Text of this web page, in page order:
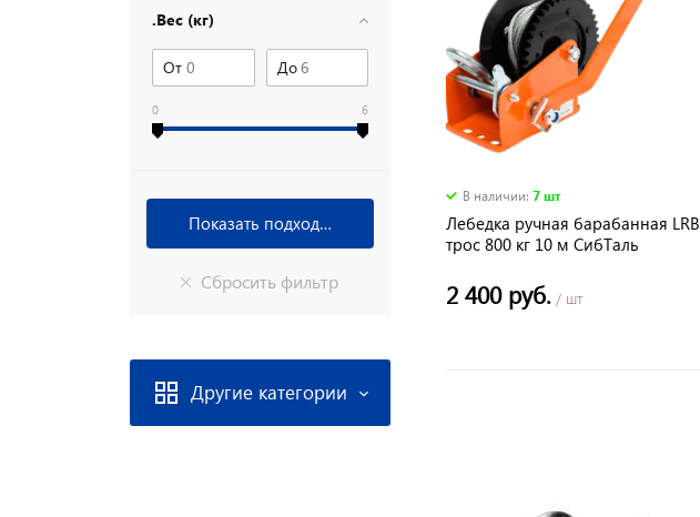
.Вес (кг)
От До
0 6
Другие категории
В наличии: 7 шт
Лебедка ручная барабанная LRB
трос 800 кг 10 м СибТаль
2 400 руб. / шт